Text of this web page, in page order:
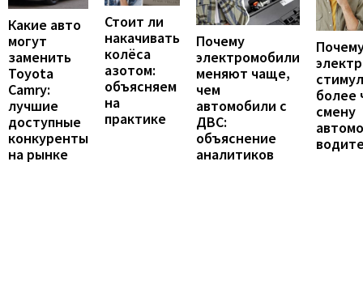
Какие авто
могут
заменить
Toyota
Camry:
лучшие
доступные
конкуренты
на рынке
Стоит ли
накачивать
колёса
азотом:
объясняем
на
практике
Почему
электромобили
меняют чаще,
чем
автомобили с
ДВС:
объяснение
аналитиков
более
смену